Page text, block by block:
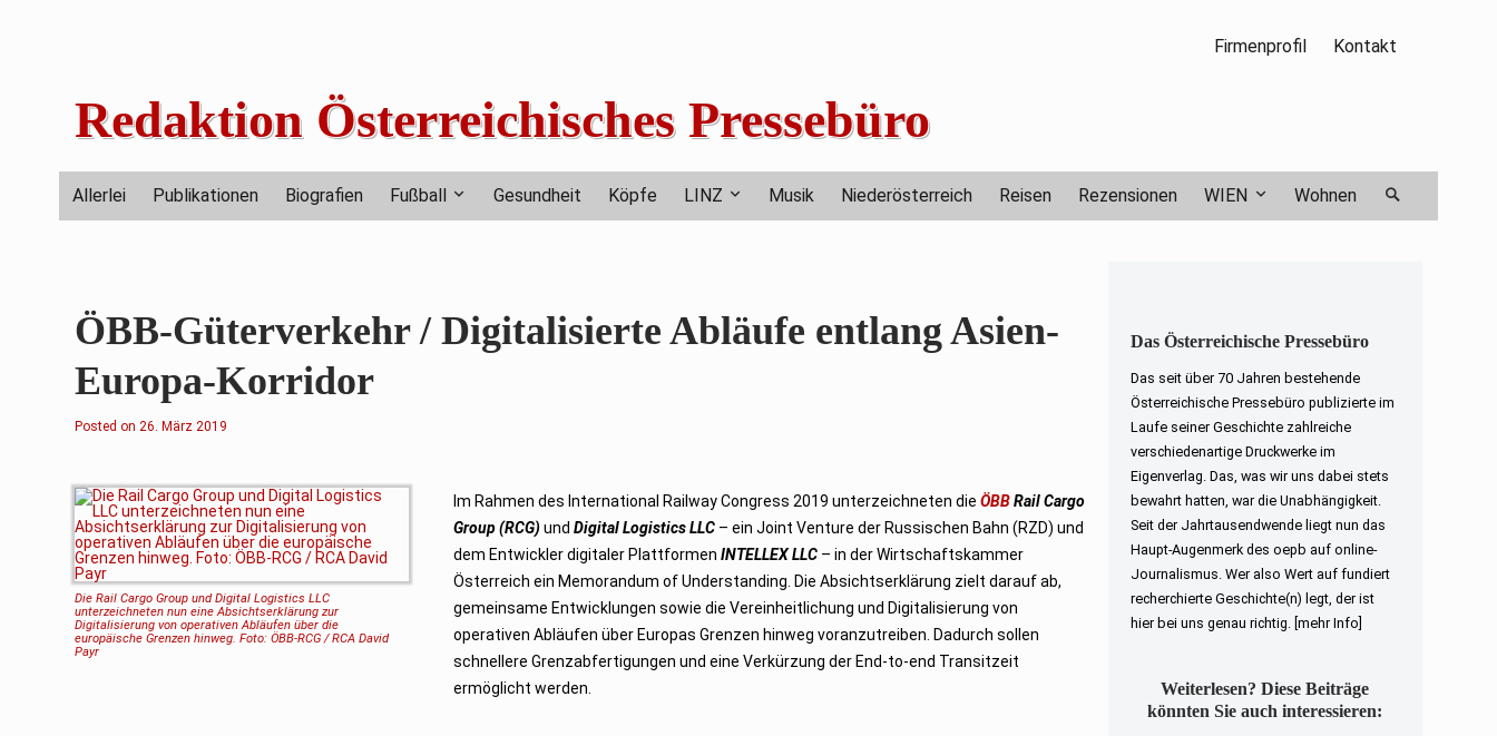
Firmenprofil Kontakt
Redaktion Österreichisches Pressebüro
Allerlei Publikationen Biografien Fußball Gesundheit Köpfe LINZ Musik Niederösterreich Reisen Rezensionen WIEN Wohnen
ÖBB-Güterverkehr / Digitalisierte Abläufe entlang Asien-
Europa-Korridor
Posted on 2
b
r
u
a
r
2
2
3
26. März 2019
Die Rail Cargo Group und Digital Logistics LLC
unterzeichneten nun eineAbsichtserklärung zur
Digitalisierung von operativen Abläufen über die
europäische Grenzen hinweg. Foto: ÖBB-RCG / RCA David
Payr
Im Rahmen des International Railway Congress 2019 unterzeichneten dieÖBB Rail Cargo
Group (RCG) undDigital Logistics LLC – ein Joint Venture der Russischen Bahn (RZD) und
dem Entwickler digitaler Plattformen INTELLEX LLC – in der Wirtschaftskammer
Österreich ein Memorandum of Understanding. Die Absichtserklärung zielt darauf ab,
gemeinsame Entwicklungen sowie die Vereinheitlichung und Digitalisierung von
operativen Abläufen über Europas Grenzen hinweg voranzutreiben. Dadurch sollen
schnellere Grenzabfertigungen und eine Verkürzung der End-to-end Transitzeit
ermöglicht werden.
Das Österreichische Pressebüro
Das seit über 70 Jahren bestehende
Österreichische Pressebüro publizierte im
Laufe seiner Geschichte zahlreiche
verschiedenartige Druckwerke im
Eigenverlag. Das, was wir uns dabei stets
bewahrt hatten, war die Unabhängigkeit.
Seit der Jahrtausendwende liegt nun das
Haupt-Augenmerk des oepb auf online-
Journalismus. Wer also Wert auf fundiert
recherchierte Geschichte(n) legt, der ist
hier bei uns genau richtig. [mehr Info]
Weiterlesen? Diese Beiträge
könnten Sie auch interessieren: